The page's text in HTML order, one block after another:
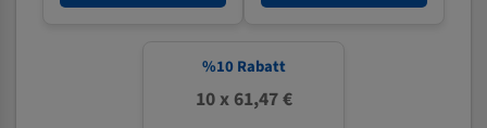
%10 Rabatt
10 x 61,47 €